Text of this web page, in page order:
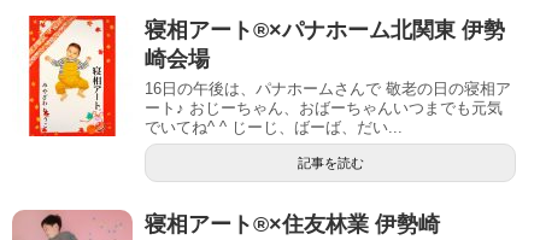
寝相アート®︎×パナホーム北関東 伊勢
崎会場
16日の午後は、パナホームさんで 敬老の日の寝相ア
ート♪ おじーちゃん、おばーちゃんいつまでも元気
でいてね^ ^ じーじ、ばーば、だい...
記事を読む
寝相アート®︎×住友林業 伊勢崎